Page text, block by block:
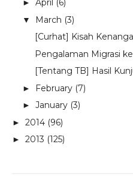
► April (6)
▼ March (3)
[Curhat] Kisah
Pengalaman Migrasi
[Tentang TB] Hasil
► February (7)
► January (3)
► 2014 (96)
► 2013 (125)